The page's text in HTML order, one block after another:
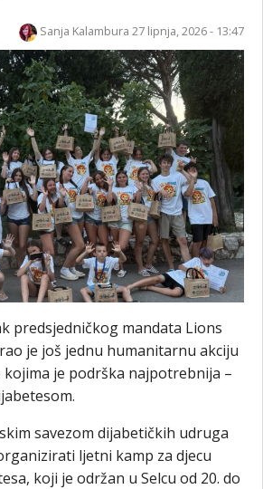
Sanja Kalambura 27 lipnja, 2026 - 13:47
predsjedničkog mandata Lions
je još jednu humanitarnu akciju
je podrška najpotrebnija –
savezom dijabetičkih udruga
ljetni kamp za djecu
koji je održan u Selcu od 20. do